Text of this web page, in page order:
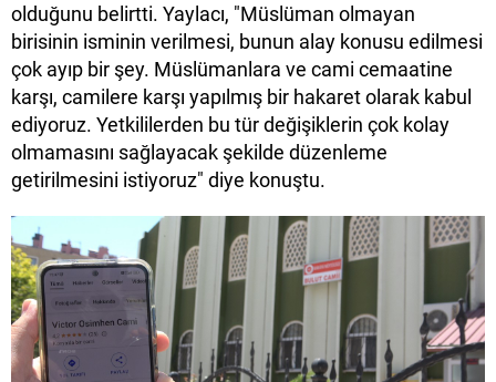
olduğunu belirtti. Yaylacı, "Müslüman olmayan
birisinin isminin verilmesi, bunun alay konusu edilmesi
çok ayıp bir şey. Müslümanlara ve cami cemaatine
karşı, camilere karşı yapılmış bir hakaret olarak kabul
ediyoruz. Yetkililerden bu tür değişiklerin çok kolay
olmamasını sağlayacak şekilde düzenleme
getirilmesini istiyoruz" diye konuştu.